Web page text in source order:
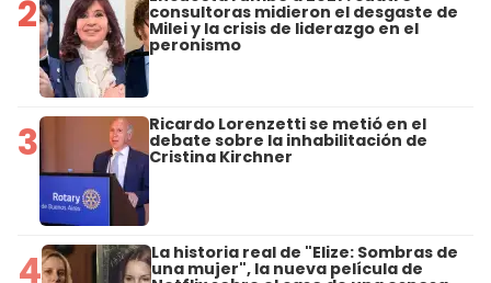
2 consultoras midieron el desgaste de
Milei y la crisis de liderazgo en el
peronismo
3 Ricardo Lorenzetti se metió en el
debate sobre la inhabilitación de
Cristina Kirchner
4 La historia real de "Elize: Sombras de
una mujer", la nueva película de